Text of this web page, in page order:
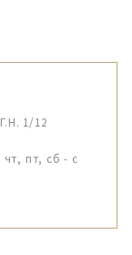
1/12
чт, пт, сб - с